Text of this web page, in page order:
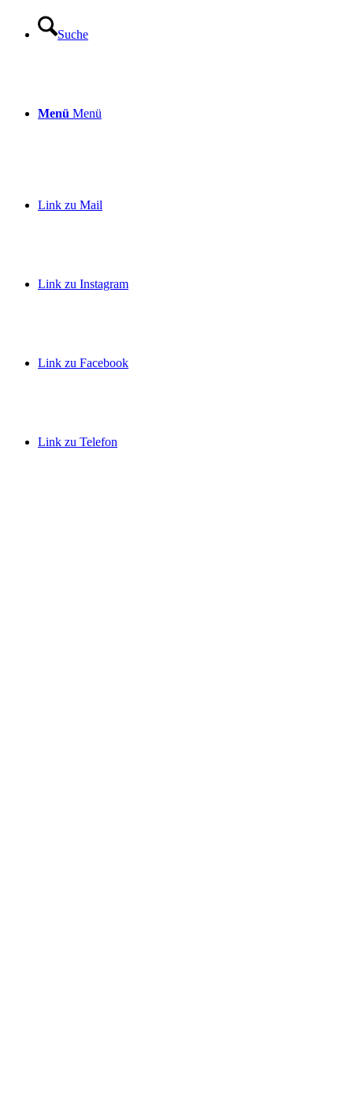
Suche
Menü Menü
Link zu Mail
Link zu Instagram
Link zu Facebook
Link zu Telefon